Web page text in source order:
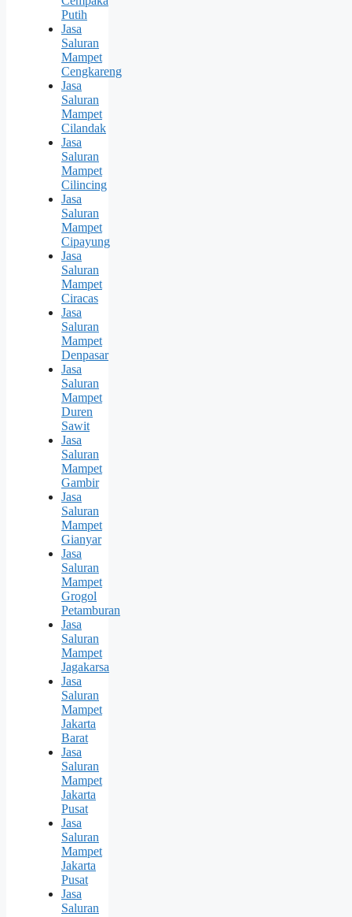
Putih
Jasa
Saluran
Mampet
Cengkareng
Jasa
Saluran
Mampet
Cilandak
Jasa
Saluran
Mampet
Cilincing
Jasa
Saluran
Mampet
Cipayung
Jasa
Saluran
Mampet
Ciracas
Jasa
Saluran
Mampet
Denpasar
Jasa
Saluran
Mampet
Duren
Sawit
Jasa
Saluran
Mampet
Gambir
Jasa
Saluran
Mampet
Gianyar
Jasa
Saluran
Mampet
Grogol
Petamburan
Jasa
Saluran
Mampet
Jagakarsa
Jasa
Saluran
Mampet
Jakarta
Barat
Jasa
Saluran
Mampet
Jakarta
Pusat
Jasa
Saluran
Mampet
Jakarta
Pusat
Jasa
Saluran